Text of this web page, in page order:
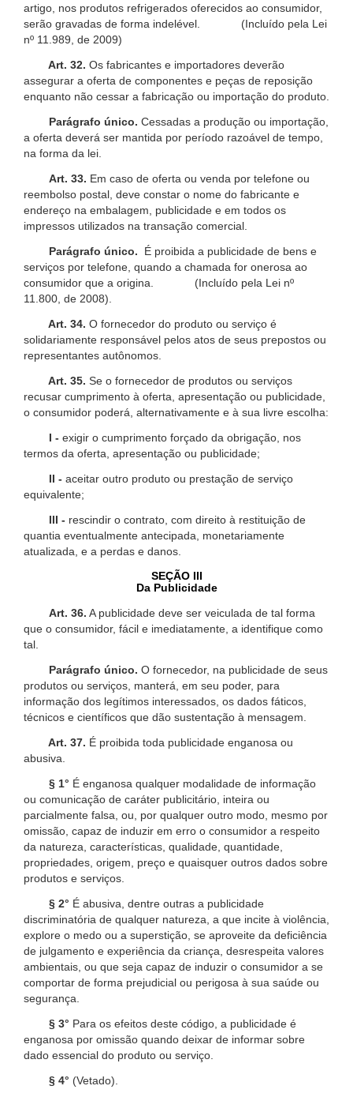
artigo, nos produtos refrigerados oferecidos ao consumidor,
serão gravadas de forma indelével. (Incluído pela Lei
nº 11.989, de 2009)
Art. 32. Os fabricantes e importadores deverão
assegurar a oferta de componentes e peças de reposição
enquanto não cessar a fabricação ou importação do produto.
Parágrafo único. Cessadas a produção ou importação,
a oferta deverá ser mantida por período razoável de tempo,
na forma da lei.
Art. 33. Em caso de oferta ou venda por telefone ou
reembolso postal, deve constar o nome do fabricante e
endereço na embalagem, publicidade e em todos os
impressos utilizados na transação comercial.
Parágrafo único.
É proibida a publicidade de bens e
serviços por telefone, quando a chamada for onerosa ao
consumidor que a origina. (Incluído pela Lei nº
11.800, de 2008).
Art. 34. O fornecedor do produto ou serviço é
solidariamente responsável pelos atos de seus prepostos ou
representantes autônomos.
Art. 35. Se o fornecedor de produtos ou serviços
recusar cumprimento à oferta, apresentação ou publicidade,
o consumidor poderá, alternativamente e à sua livre escolha:
I - exigir o cumprimento forçado da obrigação, nos
termos da oferta, apresentação ou publicidade;
II - aceitar outro produto ou prestação de serviço
equivalente;
III - rescindir o contrato, com direito à restituição de
quantia eventualmente antecipada, monetariamente
atualizada, e a perdas e danos.
SEÇÃO III
Da Publicidade
Art. 36. A publicidade deve ser veiculada de tal forma
que o consumidor, fácil e imediatamente, a identifique como
tal.
Parágrafo único. O fornecedor, na publicidade de seus
produtos ou serviços, manterá, em seu poder, para
informação dos legítimos interessados, os dados fáticos,
técnicos e científicos que dão sustentação à mensagem.
Art. 37. É proibida toda publicidade enganosa ou
abusiva.
§ 1° É enganosa qualquer modalidade de informação
ou comunicação de caráter publicitário, inteira ou
parcialmente falsa, ou, por qualquer outro modo, mesmo por
omissão, capaz de induzir em erro o consumidor a respeito
da natureza, características, qualidade, quantidade,
propriedades, origem, preço e quaisquer outros dados sobre
produtos e serviços.
§ 2° É abusiva, dentre outras a publicidade
discriminatória de qualquer natureza, a que incite à violência,
explore o medo ou a superstição, se aproveite da deficiência
de julgamento e experiência da criança, desrespeita valores
ambientais, ou que seja capaz de induzir o consumidor a se
comportar de forma prejudicial ou perigosa à sua saúde ou
segurança.
§ 3° Para os efeitos deste código, a publicidade é
enganosa por omissão quando deixar de informar sobre
dado essencial do produto ou serviço.
§ 4° (Vetado).